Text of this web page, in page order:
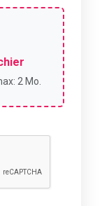
2 Mo.